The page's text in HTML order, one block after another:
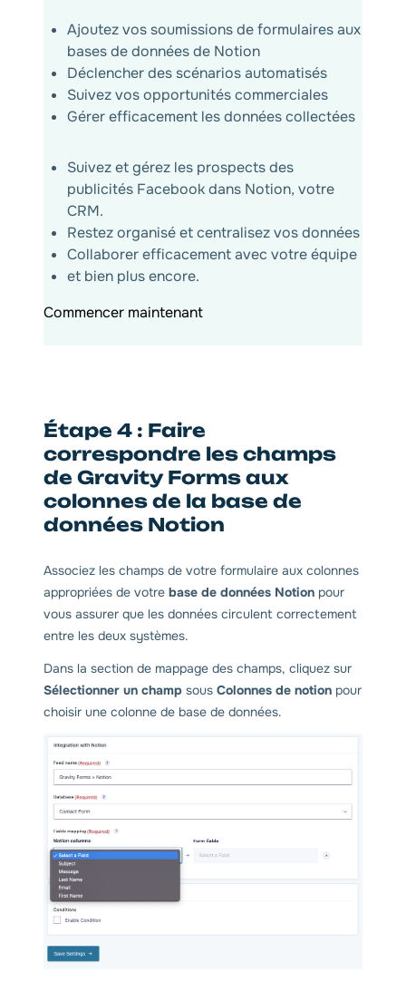
Ajoutez vos soumissions de formulaires aux
bases de données de Notion
Déclencher des scénarios automatisés
Suivez vos opportunités commerciales
Gérer efficacement les données collectées
Suivez et gérez les prospects des
publicités Facebook dans Notion, votre
CRM.
Restez organisé et centralisez vos données
Collaborer efficacement avec votre équipe
et bien plus encore.
Commencer maintenant
Étape 4 : Faire
correspondre les champs
de Gravity Forms aux
colonnes de la base de
données Notion
Associez les champs de votre formulaire aux colonnes
appropriées de votre base de données Notion pour
vous assurer que les données circulent correctement
entre les deux systèmes.
Dans la section de mappage des champs, cliquez sur
Sélectionner un champ sous Colonnes de notion pour
choisir une colonne de base de données.